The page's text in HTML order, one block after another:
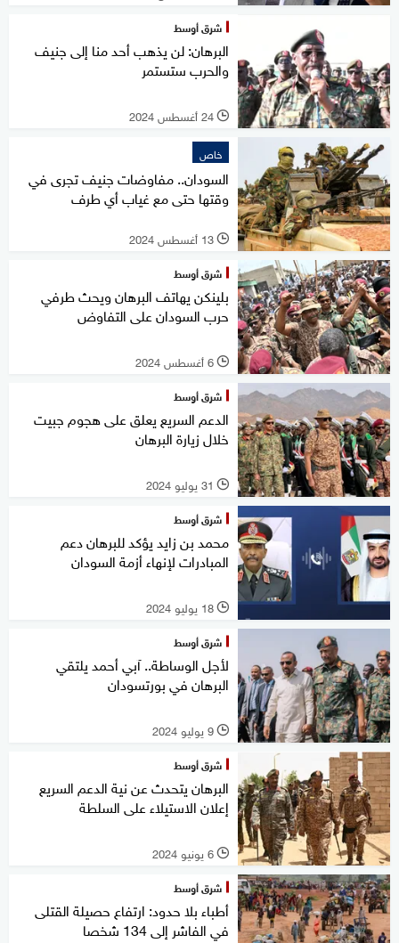
شرق أوسط
البرهان: لن يذهب أحد منا إلى جنيف
والحرب ستستمر
l 24 أغسطس 2024
خاص
السودان.. مفاوضات جنيف تجرى في
وقتها حتى مع غياب أي طرف
l 13 أغسطس 2024
شرق أوسط
بلينكن يهاتف البرهان ويحث طرفي
حرب السودان على التفاوض
l 6 أغسطس 2024
شرق أوسط
الدعم السريع يعلق على هجوم جبيت
خلال زيارة البرهان
l 31 يوليو 2024
شرق أوسط
محمد بن زايد يؤكد للبرهان دعم
المبادرات لإنهاء أزمة السودان
l 18 يوليو 2024
شرق أوسط
لأجل الوساطة.. آبي أحمد يلتقي
البرهان في بورتسودان
l 9 يوليو 2024
شرق أوسط
البرهان يتحدث عن نية الدعم السريع
إعلان الاستيلاء على السلطة
l 6 يونيو 2024
شرق أوسط
أطباء بلا حدود: ارتفاع حصيلة القتلى
في الفاشر إلى 134 شخصا